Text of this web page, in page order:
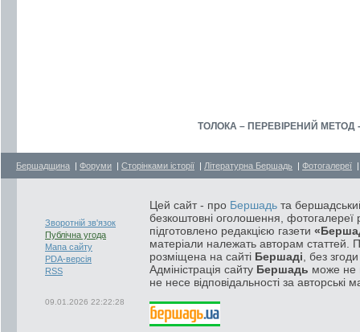
ТОЛОКА – ПЕРЕВІРЕНИЙ МЕТОД -
Бершадщина | Форуми | Сторінками історії | Літературна Бершадь | Фотогалереї
Зворотній зв'язок
Публічна угода
Мапа сайту
PDA-версія
RSS
09.01.2026 22:22:28
Цей сайт - про Бершадь та
безкоштовні оголошення, фотогалереї
підготовлено редакцією газети
матеріали належать авторам статтей.
розміщена на сайті Бершаді , без
Адміністрація сайту Бершадь може не
не несе відповідальності за авторські